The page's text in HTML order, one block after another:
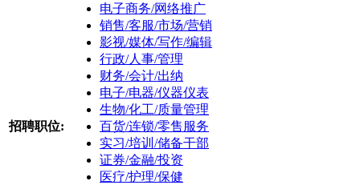
招聘职位:
电子商务/网络推广
销售/客服/市场/营销
影视/媒体/写作/编辑
行政/人事/管理
财务/会计/出纳
电子/电器/仪器仪表
生物/化工/质量管理
百货/连锁/零售服务
实习/培训/储备干部
证券/金融/投资
医疗/护理/保健